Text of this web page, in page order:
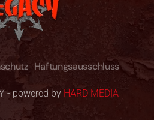
Haftungsausschluss
- powered by HARD MEDIA